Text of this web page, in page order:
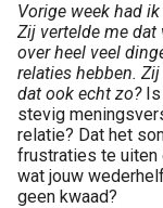
Vorige week had
Zij vertelde me dat
over heel veel
relaties hebben.
dat ook echt zo?Is
stevig
relatie? Dat het
frustraties te uiten
wat jouw
geen kwaad?